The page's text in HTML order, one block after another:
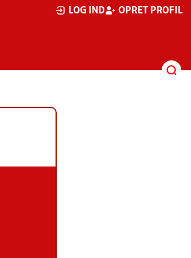
LOG IND OPRET PROFIL